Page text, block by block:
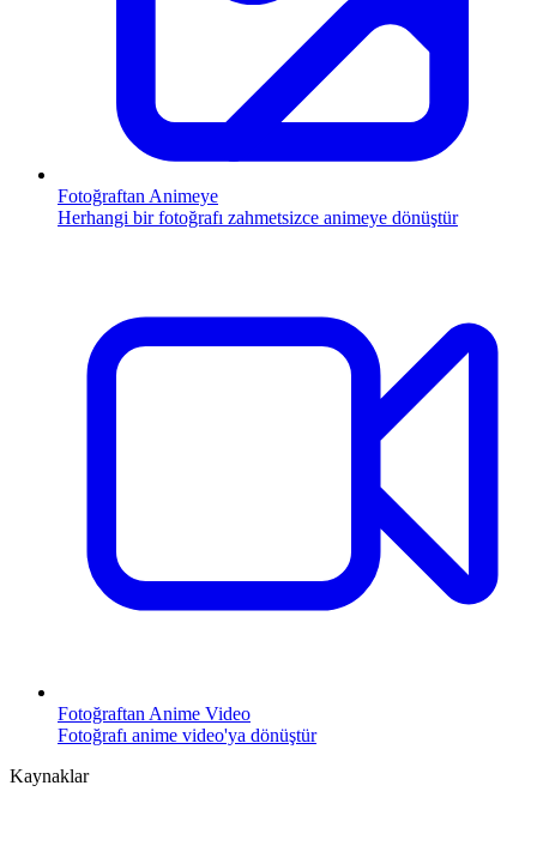
Fotoğraftan Animeye
Herhangi bir fotoğrafı zahmetsizce animeye dönüştür
Fotoğraftan Anime Video
Fotoğrafı anime video'ya dönüştür
Kaynaklar